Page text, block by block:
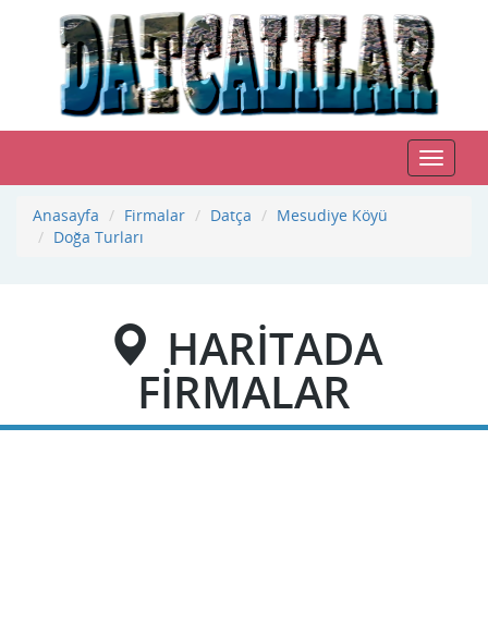
Toggle
Anasayfa
Firmalar Datça
Mesudiye Köyü
Doğa Turları
HARİTADA
FİRMALAR